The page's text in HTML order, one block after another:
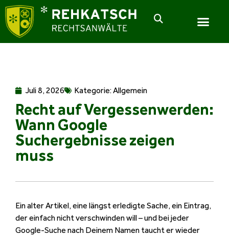
Juli 8, 2026 Kategorie:Allgemein
Recht auf Vergessenwerden:
Wann Google
Suchergebnisse zeigen
muss
Ein alter Artikel, eine längst erledigte Sache, ein Eintrag,
der einfach nicht verschwinden will – und bei jeder
Google-Suche nach Deinem Namen taucht er wieder